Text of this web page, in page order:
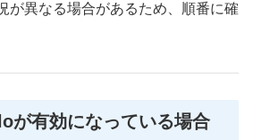
が異なる場合があるため、順番に確
が有効になっている場合